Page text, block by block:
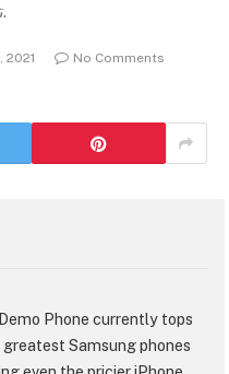
تطبيقات الصناعة 4.0 على الشبكة.
2021
No Comments
Phone currently tops
Samsung phones